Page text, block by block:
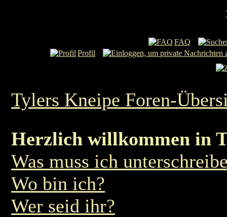
FAQ
Profil
Tylers Kneipe Foren-
Herzlich willkommen in
Was muss ich
Wo bin ich?
Wer seid ihr?